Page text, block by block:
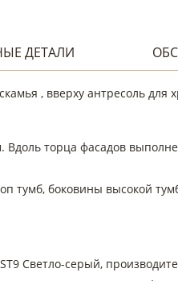
ДЕТАЛИ
, вверху антресоль для
торца фасадов
тумб, боковины высокой
Светло-серый,